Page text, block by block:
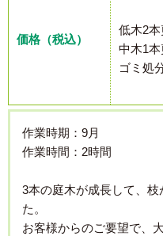
価格（税込）
低木2本
中木1本
ゴミ処
作業時期：9月
作業時間：2時間
3本の庭木が成長して、
た。
お客様からのご要望で、